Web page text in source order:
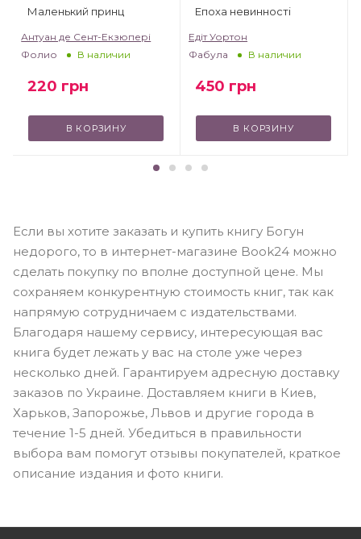
Маленький принц
Антуан де Сент-Екзюпері
Фолио
В наличии
220 грн
В КОРЗИНУ
Епоха невинності
Едіт Уортон
Фабула
В наличии
450 грн
В КОРЗИНУ
Если вы хотите заказать и купить книгу Богун
недорого, то в интернет-магазине Book24 можно
сделать покупку по вполне доступной цене. Мы
сохраняем конкурентную стоимость книг, так как
напрямую сотрудничаем с издательствами.
Благодаря нашему сервису, интересующая вас
книга будет лежать у вас на столе уже через
несколько дней. Гарантируем адресную доставку
заказов по Украине. Доставляем книги в Киев,
Харьков, Запорожье, Львов и другие города в
течение 1-5 дней. Убедиться в правильности
выбора вам помогут отзывы покупателей, краткое
описание издания и фото книги.